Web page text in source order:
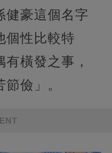
健豪這個名字
個性比較特
橫發之事，
儉」。